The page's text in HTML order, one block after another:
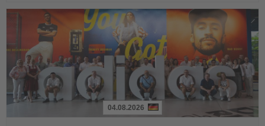
04.08.2026